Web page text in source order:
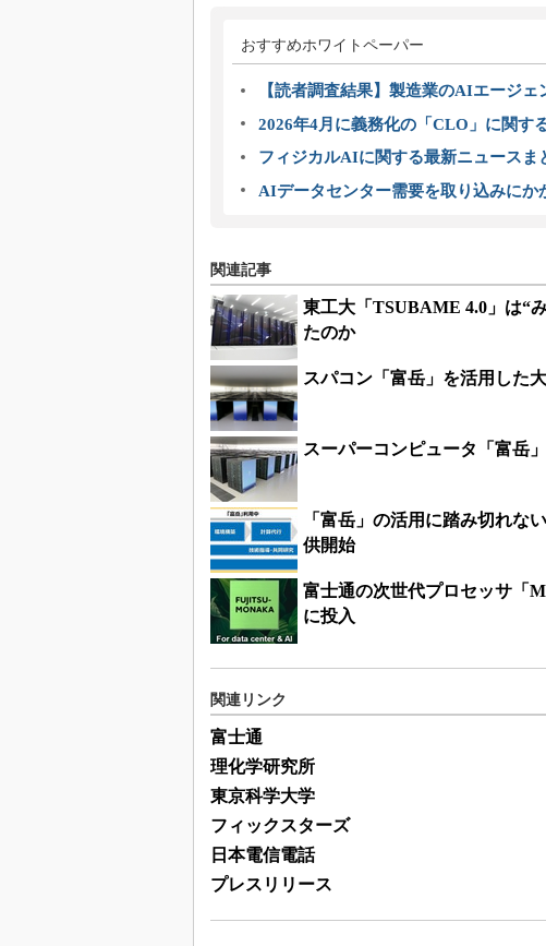
おすすめホワイトペーパー
【読者調査結果】製造業のAIエージェ
2026年4月に義務化の「CLO」に関す
フィジカルAIに関する最新ニュースま
AIデータセンター需要を取り込みにか
関連記事
東工大「TSUBAME 4.0」は“
たのか
スパコン「富岳」を活用した
スーパーコンピュータ「富岳
「富岳」の活用に踏み切れな
供開始
富士通の次世代プロセッサ「
に投入
関連リンク
富士通
理化学研究所
東京科学大学
フィックスターズ
日本電信電話
プレスリリース